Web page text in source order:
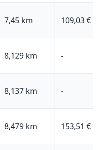
7,45 km 109,03 €
8,129 km -
8,137 km -
8,479 km 153,51 €